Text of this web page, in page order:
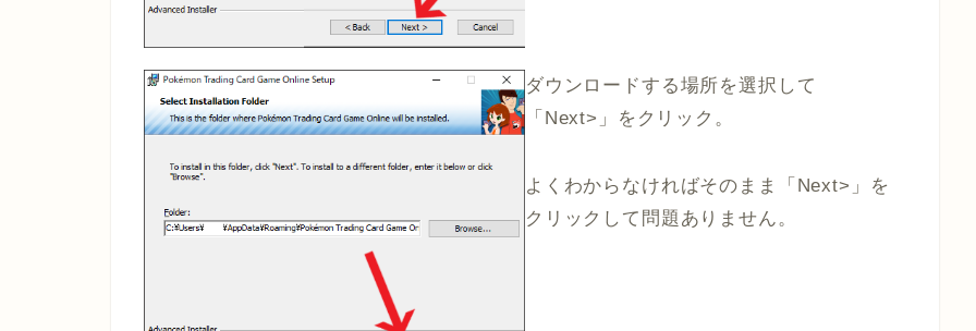
ダウンロードする場所を選択して
「Next>」をクリック。
よくわからなければそのまま「Next>」を
クリックして問題ありません。